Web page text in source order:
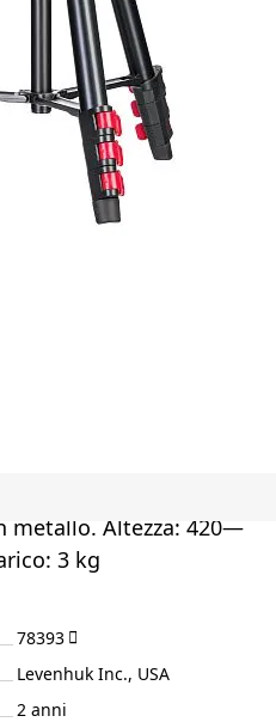
metallo. Altezza: 420—
3 kg
78393
Levenhuk Inc., USA
2 anni